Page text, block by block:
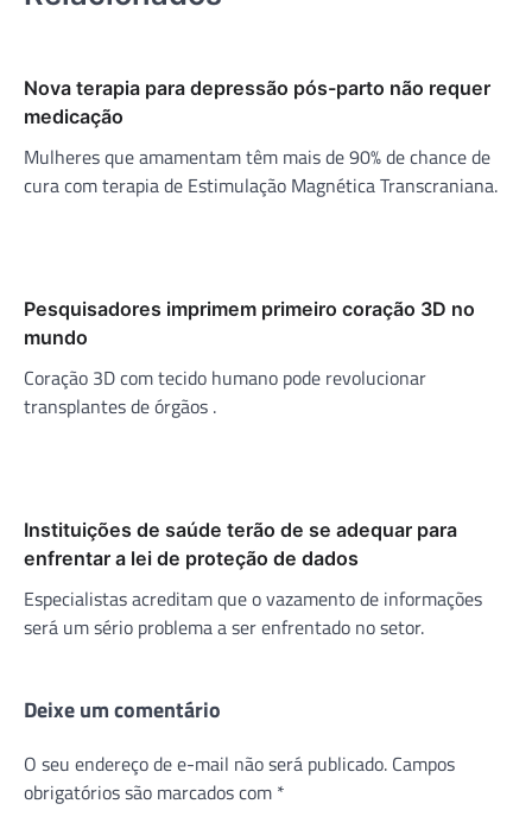
Nova terapia para depressão pós-parto não requer
medicação
Mulheres que amamentam têm mais de 90% de chance de
cura com terapia de Estimulação Magnética Transcraniana.
Pesquisadores imprimem primeiro coração 3D no
mundo
Coração 3D com tecido humano pode revolucionar
transplantes de órgãos .
Instituições de saúde terão de se adequar para
enfrentar a lei de proteção de dados
Especialistas acreditam que o vazamento de informações
será um sério problema a ser enfrentado no setor.
Deixe um comentário
O seu endereço de e-mail não será publicado. Campos
obrigatórios são marcados com *